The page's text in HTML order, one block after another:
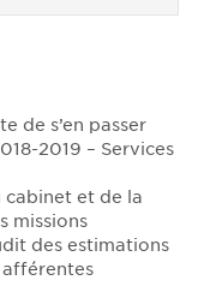
de s’en passer
2019 – Services
cabinet et de la
missions
des estimations